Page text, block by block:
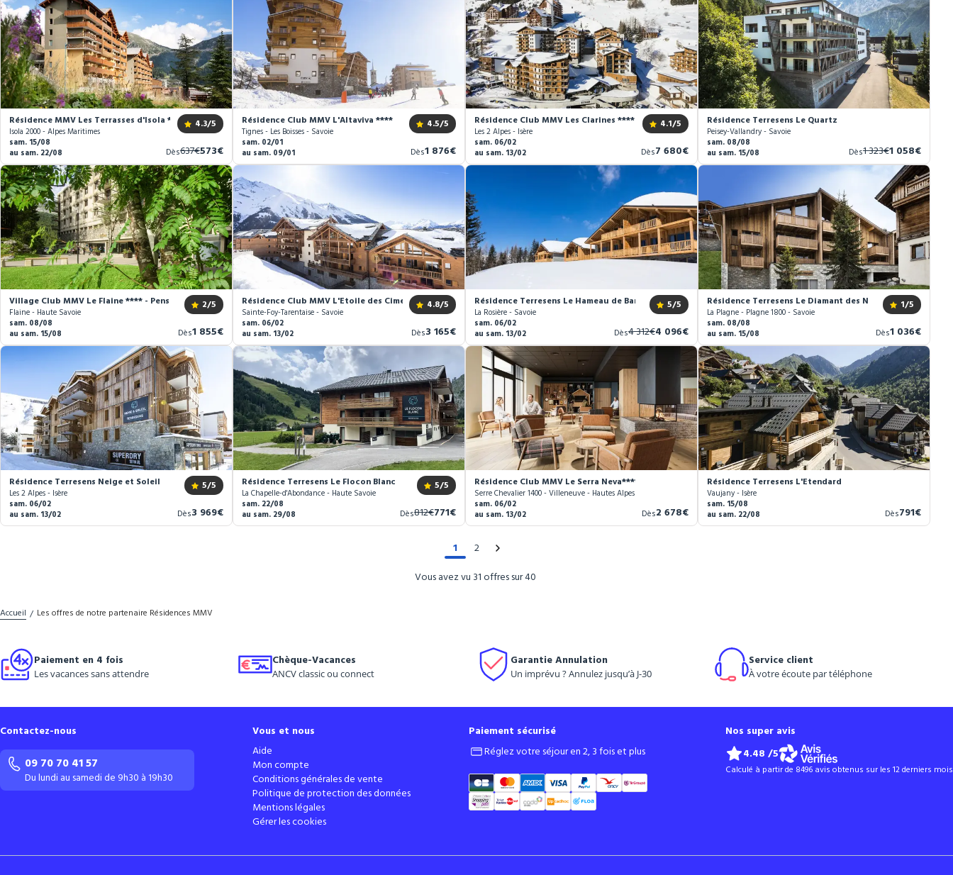
Résidence MMV Les Terrasses d'Isola ***
Isola 2000 - Alpes Maritimes
4.3/5
sam. 15/08
au sam. 22/08
DèsAncien
prix
637€Nouveau
prix
573€
Résidence Club MMV L'Altaviva ****
Tignes - Les Boisses - Savoie
4.5/5
sam. 02/01
au sam. 09/01
DèsNouveau
prix
1 876€
Résidence Club MMV Les Clarines ****
Les 2 Alpes - Isère
4.1/5
sam. 06/02
au sam. 13/02
DèsNouveau
prix
7 680€
Résidence Terresens Le Quartz
Peisey-Vallandry - Savoie
sam. 08/08
au sam. 15/08
DèsAncien
prix
1 323€Nouveau
prix
1 058€
Village Club MMV Le Flaine **** - Pension complète
Flaine - Haute Savoie
2/5
sam. 08/08
au sam. 15/08
DèsNouveau
prix
1 855€
Résidence Club MMV L'Etoile des Cimes ****
Sainte-Foy-Tarentaise - Savoie
4.8/5
sam. 06/02
au sam. 13/02
DèsNouveau
prix
3 165€
Résidence Terresens Le Hameau de Barthélémy
La Rosière - Savoie
5/5
sam. 06/02
au sam. 13/02
DèsAncien
prix
4 312€Nouveau
prix
4 096€
Résidence Terresens Le Diamant des Neiges
La Plagne - Plagne 1800 - Savoie
1/5
sam. 08/08
au sam. 15/08
DèsNouveau
prix
1 036€
Résidence Terresens Neige et Soleil
Les 2 Alpes - Isère
5/5
sam. 06/02
au sam. 13/02
DèsNouveau
prix
3 969€
Résidence Terresens Le Flocon Blanc
La Chapelle-d'Abondance - Haute Savoie
5/5
sam. 22/08
au sam. 29/08
DèsAncien
prix
812€Nouveau
prix
771€
Résidence Club MMV Le Serra Neva****
Serre Chevalier 1400 - Villeneuve - Hautes Alpes
sam. 06/02
au sam. 13/02
DèsNouveau
prix
2 678€
Résidence Terresens L'Etendard
Vaujany - Isère
sam. 15/08
au sam. 22/08
DèsNouveau
prix
791€
1 2
Vous avez vu 31 offres sur 40
Accueil Les offres de notre partenaire Résidences MMV
Paiement en 4 fois
Les vacances sans attendre
Chèque-Vacances
ANCV classic ou connect
Garantie Annulation
Un imprévu ? Annulez jusqu’à J-30
Service client
À votre écoute par téléphone
Contactez-nous
09 70 70 41 57
Du lundi au samedi de 9h30 à 19h30
Vous et nous
Aide
Mon compte
Conditions générales de vente
Politique de protection des données
Mentions légales
Gérer les cookies
Paiement sécurisé
Réglez votre séjour en 2, 3 fois et plus
Nos super avis
4.48 /5
Calculé à partir de 8496 avis obtenus sur les 12 derniers mois